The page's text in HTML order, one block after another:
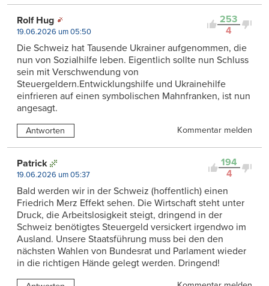
253
4
Rolf Hug
19.06.2026 um 05:50
Die Schweiz hat Tausende Ukrainer aufgenommen, die
nun von Sozialhilfe leben. Eigentlich sollte nun Schluss
sein mit Verschwendung von
Steuergeldern.Entwicklungshilfe und Ukrainehilfe
einfrieren auf einen symbolischen Mahnfranken, ist nun
angesagt.
Antworten Kommentar melden
194
4
Patrick
19.06.2026 um 05:37
Bald werden wir in der Schweiz (hoffentlich) einen
Friedrich Merz Effekt sehen. Die Wirtschaft steht unter
Druck, die Arbeitslosigkeit steigt, dringend in der
Schweiz benötigtes Steuergeld versickert irgendwo im
Ausland. Unsere Staatsführung muss bei den den
nächsten Wahlen von Bundesrat und Parlament wieder
in die richtigen Hände gelegt werden. Dringend!